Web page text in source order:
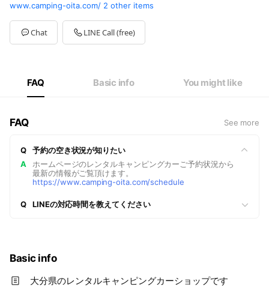
Sun09:00 - 18:00
Mon09:00 - 18:00
Tue09:00 - 18:00
WedClosed
レンタルの貸渡しは9:00～19:00
www.camping-oita.com/ 2 other items
Chat LINE Call (free)
FAQ Basic info You might like
FAQ See more
Q
予約の空き状況が知りたい
A
ホームページのレンタルキャンピングカーご予約状況から
最新の情報がご覧頂けます。
https://www.camping-oita.com/schedule
Q LINEの対応時間を教えてください
https://www.camping-
Basic info
大分県のレンタルキャンピングカーショップです